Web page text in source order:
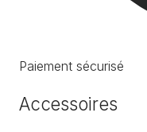
Paiement sécurisé
Accessoires